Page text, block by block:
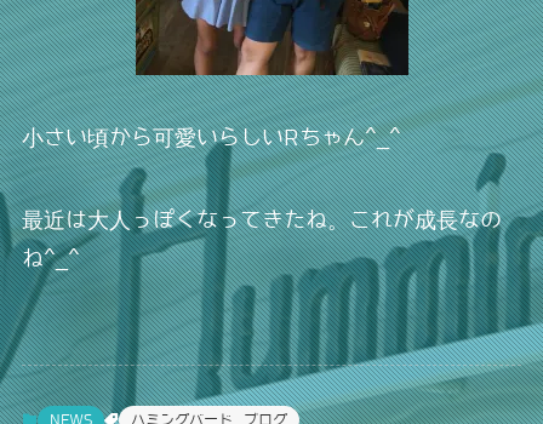
小さい頃から可愛いらしいRちゃん^_^
最近は大人っぽくなってきたね。これが成長なの
ね^_^
NEWS ハミングバード ブログ